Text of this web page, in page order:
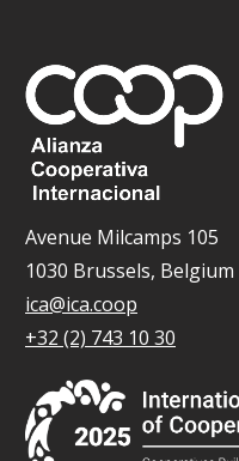
Avenue Milcamps 105
1030 Brussels, Belgium
ica@ica.coop
+32 (2) 743 10 30